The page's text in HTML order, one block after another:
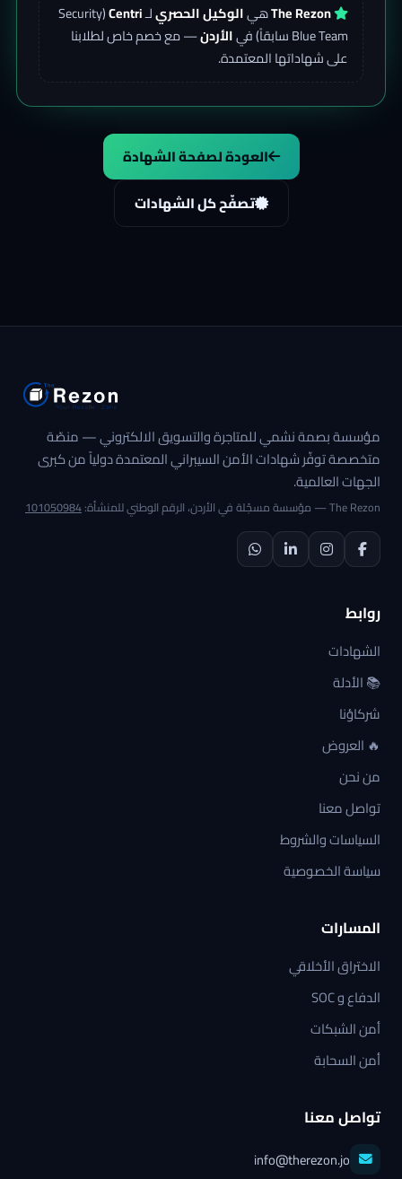
The Rezonهيالوكيل الحصريلـCentri
(Security
Blue Team سابقاً) في
الأردن— مع خصم خاص لطلابنا
على شهاداتها المعتمدة.
العودة لصفحة الشهادة
تصفّح كل الشهادات
مؤسسة بصمة نشمي للمتاجرة والتسويق الالكتروني — منصّة
متخصصة توفّر شهادات الأمن السيبراني المعتمدة دولياً من كبرى
الجهات العالمية.
The Rezon — مؤسسة مسجّلة في الأردن، الرقم الوطني للمنشأة: 101050984
روابط
الشهادات
📚 الأدلة
شركاؤنا
🔥 العروض
من نحن
تواصل معنا
السياسات والشروط
سياسة الخصوصية
المسارات
الاختراق الأخلاقي
الدفاع و SOC
أمن الشبكات
أمن السحابة
تواصل معنا
info@therezon.jo